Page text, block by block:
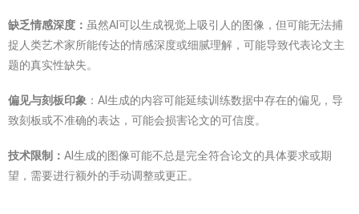
缺乏情感深度： 虽然AI可以生成视觉上吸引人的图像，但可能无法捕
捉人类艺术家所能传达的情感深度或细腻理解，可能导致代表论文主
题的真实性缺失。
偏见与刻板印象 ：AI生成的内容可能延续训练数据中存在的偏见，导
致刻板或不准确的表达，可能会损害论文的可信度。
技术限制： AI生成的图像可能不总是完全符合论文的具体要求或期
望，需要进行额外的手动调整或更正。